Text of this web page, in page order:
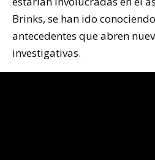
Brinks, se han ido
antecedentes que abren
investigativas.